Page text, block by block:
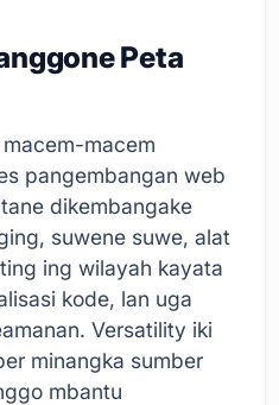
Peta
macem
pangembangan web
dikembangake
suwene suwe, alat
ing wilayah kayata
kode, lan uga
Versatility iki
minangka sumber
mbantu